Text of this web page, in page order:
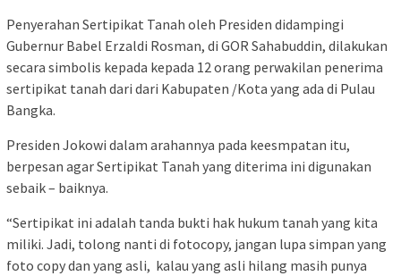
Penyerahan Sertipikat Tanah oleh Presiden didampingi
Gubernur Babel Erzaldi Rosman, di GOR Sahabuddin, dilakukan
secara simbolis kepada kepada 12 orang perwakilan penerima
sertipikat tanah dari dari Kabupaten /Kota yang ada di Pulau
Bangka.
Presiden Jokowi dalam arahannya pada keesmpatan itu,
berpesan agar Sertipikat Tanah yang diterima ini digunakan
sebaik – baiknya.
“Sertipikat ini adalah tanda bukti hak hukum tanah yang kita
miliki. Jadi, tolong nanti di fotocopy, jangan lupa simpan yang
foto copy dan yang asli, kalau yang asli hilang masih punya